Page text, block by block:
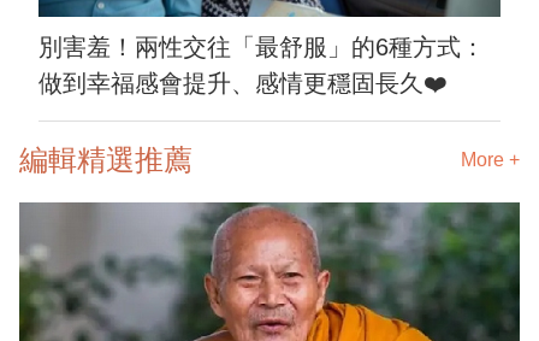
別害羞！兩性交往「最舒服」的6種方式：
做到幸福感會提升、感情更穩固長久❤️
編輯精選推薦 More +